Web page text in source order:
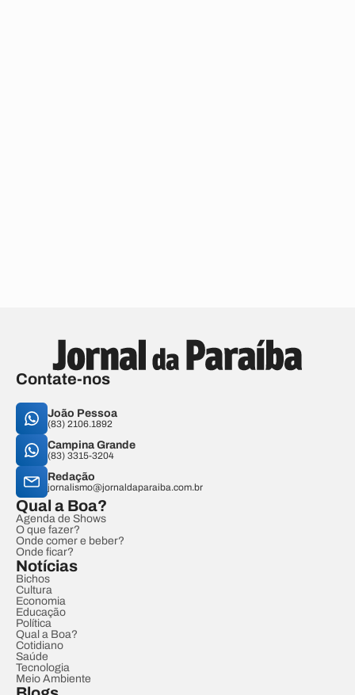
Contate-nos
João Pessoa
(83) 2106.1892
Campina Grande
(83) 3315-3204
Redação
jornalismo@jornaldaparaiba.com.br
Qual a Boa?
Agenda de Shows
O que fazer?
Onde comer e beber?
Onde ficar?
Notícias
Bichos
Cultura
Economia
Educação
Política
Qual a Boa?
Cotidiano
Saúde
Tecnologia
Meio Ambiente